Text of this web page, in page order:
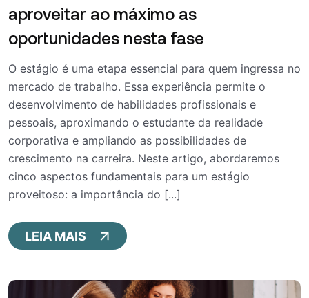
aproveitar ao máximo as
oportunidades nesta fase
O estágio é uma etapa essencial para quem ingressa no
mercado de trabalho. Essa experiência permite o
desenvolvimento de habilidades profissionais e
pessoais, aproximando o estudante da realidade
corporativa e ampliando as possibilidades de
crescimento na carreira. Neste artigo, abordaremos
cinco aspectos fundamentais para um estágio
proveitoso: a importância do [...]
LEIA MAIS